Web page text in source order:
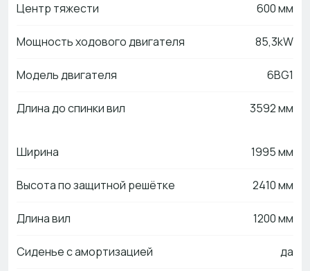
Центр тяжести 600 мм
Мощность ходового двигателя 85,3kW
Модель двигателя 6BG1
Длина до спинки вил 3592 мм
Ширина 1995 мм
Высота по защитной решётке 2410 мм
Длина вил 1200 мм
Сиденье с амортизацией да